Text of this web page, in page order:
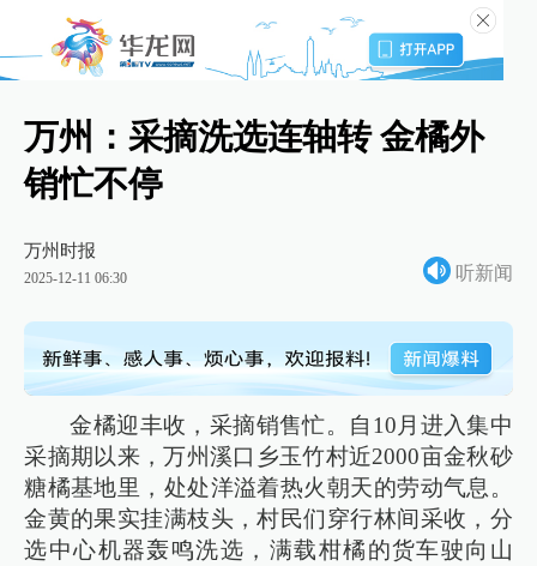
万州：采摘洗选连轴转 金橘外
销忙不停
万州时报
2025-12-11 06:30 听新闻
金橘迎丰收，采摘销售忙。自10月进入集中
采摘期以来，万州溪口乡玉竹村近2000亩金秋砂
糖橘基地里，处处洋溢着热火朝天的劳动气息。
金黄的果实挂满枝头，村民们穿行林间采收，分
选中心机器轰鸣洗选，满载柑橘的货车驶向山